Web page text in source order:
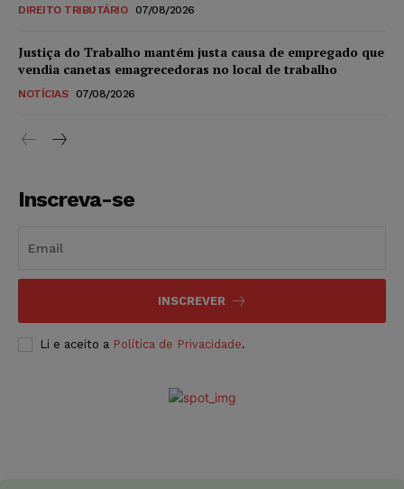
DIREITO TRIBUTÁRIO 07/08/2026
Justiça do Trabalho mantém justa causa de empregado que
vendia canetas emagrecedoras no local de trabalho
NOTÍCIAS 07/08/2026
Inscreva-se
INSCREVER
Li e aceito a Política de Privacidade.